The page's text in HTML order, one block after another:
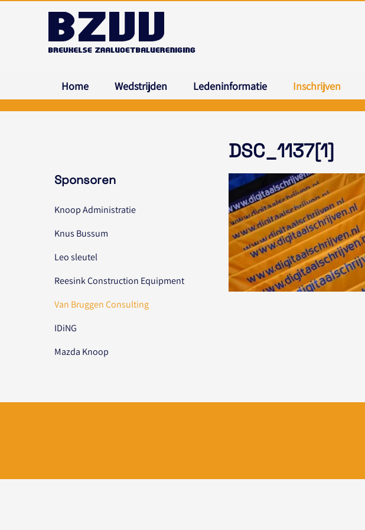
Home Wedstrijden Ledeninformatie Inschrijven
DSC_1137[1]
Sponsoren
Knoop Administratie
Knus Bussum
Leo sleutel
Reesink Construction Equipment
Van Bruggen Consulting
IDiNG
Mazda Knoop